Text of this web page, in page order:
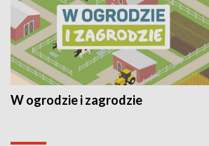
W ogrodzie i zagrodzie